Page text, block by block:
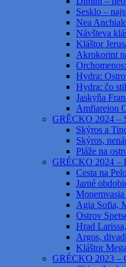
Sesklo –
Nea
Návšteva
Kláštor
Akrokorint
Hydra:
Hydra: čo
Jaskyňa
Amfiareion
GRĚCKO 2024 –
Skýros a
Skýros,
Pláže na
GRÉCKO 2024 –
Cesta na
Jarné
Agia Sofia,
Ostrov
Hrad
Argos,
Kláštor
GRÉCKO 2023 –